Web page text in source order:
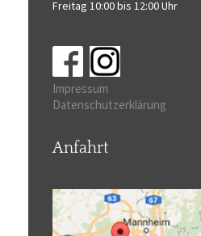
Freitag 10:00 bis 12:00 Uhr
Impressum
Datenschutzerklärung
Anfahrt